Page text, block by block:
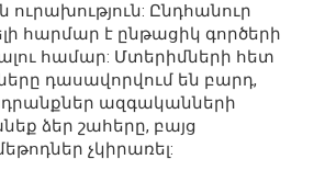
Ընդհանուր
հարմար է ընթացիկ գործերի
համար: Մտերիմների հետ
դասավորվում են բարդ,
ազգականների
ձեր շահերը, բայց
չկիրառել: